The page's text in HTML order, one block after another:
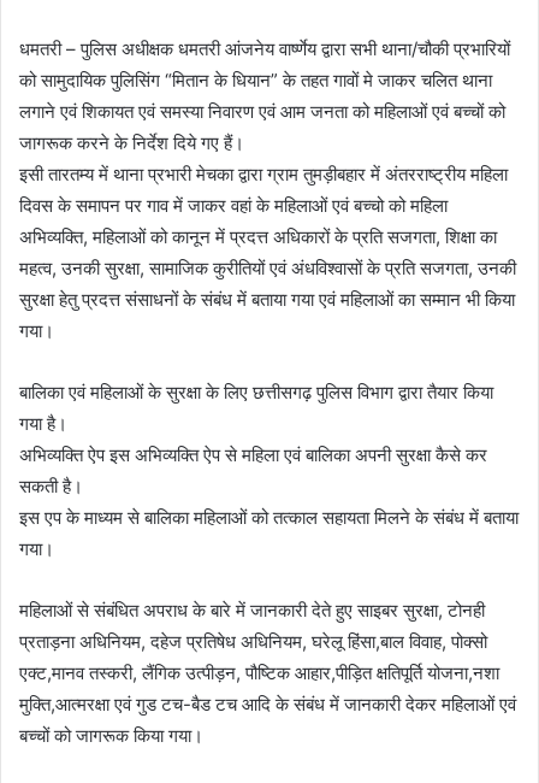
धमतरी – पुलिस अधीक्षक धमतरी आंजनेय वार्ष्णेय द्वारा सभी थाना/चौकी प्रभारियों
को सामुदायिक पुलिसिंग “मितान के धियान” के तहत गावों मे जाकर चलित थाना
लगाने एवं शिकायत एवं समस्या निवारण एवं आम जनता को महिलाओं एवं बच्चों को
जागरूक करने के निर्देश दिये गए हैं।
इसी तारतम्य में थाना प्रभारी मेचका द्वारा ग्राम तुमड़ीबहार में अंतरराष्ट्रीय महिला
दिवस के समापन पर गाव में जाकर वहां के महिलाओं एवं बच्चो को महिला
अभिव्यक्ति, महिलाओं को कानून में प्रदत्त अधिकारों के प्रति सजगता, शिक्षा का
महत्व, उनकी सुरक्षा, सामाजिक कुरीतियों एवं अंधविश्वासों के प्रति सजगता, उनकी
सुरक्षा हेतु प्रदत्त संसाधनों के संबंध में बताया गया एवं महिलाओं का सम्मान भी किया
गया।
बालिका एवं महिलाओं के सुरक्षा के लिए छत्तीसगढ़ पुलिस विभाग द्वारा तैयार किया
गया है।
अभिव्यक्ति ऐप इस अभिव्यक्ति ऐप से महिला एवं बालिका अपनी सुरक्षा कैसे कर
सकती है।
इस एप के माध्यम से बालिका महिलाओं को तत्काल सहायता मिलने के संबंध में बताया
गया।
महिलाओं से संबंधित अपराध के बारे में जानकारी देते हुए साइबर सुरक्षा, टोनही
प्रताड़ना अधिनियम, दहेज प्रतिषेध अधिनियम, घरेलू हिंसा,बाल विवाह, पोक्सो
एक्ट,मानव तस्करी, लैंगिक उत्पीड़न, पौष्टिक आहार,पीड़ित क्षतिपूर्ति योजना,नशा
मुक्ति,आत्मरक्षा एवं गुड टच-बैड टच आदि के संबंध में जानकारी देकर महिलाओं एवं
बच्चों को जागरूक किया गया।